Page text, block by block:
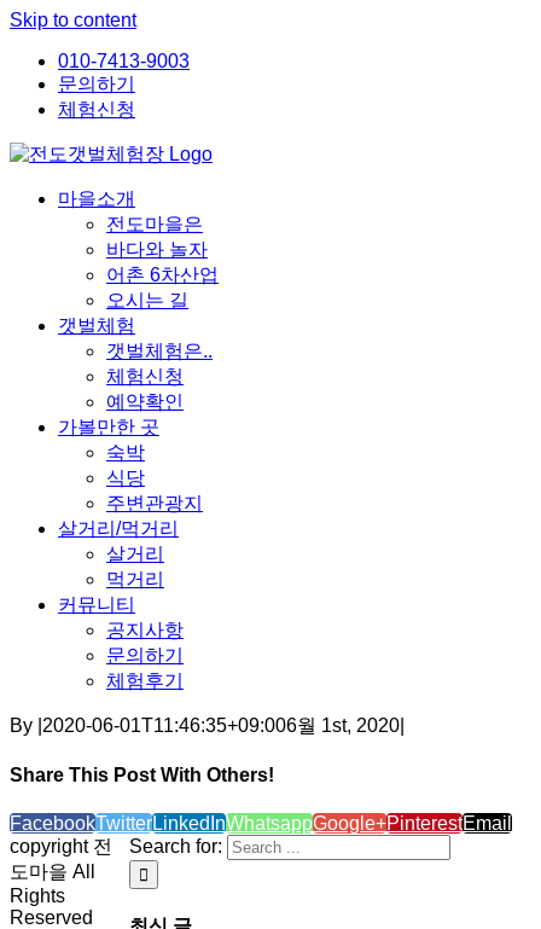
Skip to content
010-7413-9003
문의하기
체험신청
마을소개
전도마을은
바다와 놀자
어촌 6차산업
오시는 길
갯벌체험
갯벌체험은..
체험신청
예약확인
가볼만한 곳
숙박
식당
주변관광지
살거리/먹거리
살거리
먹거리
커뮤니티
공지사항
문의하기
체험후기
By 2020-06-01T11:46:35+09:006월 1st, 2020
Share This Post With Others!
FacebookTwitterLinkedInWhatsappGoogle+PinterestEmail
Search for:
copyright 전
도마을 All
Rights
Reserved